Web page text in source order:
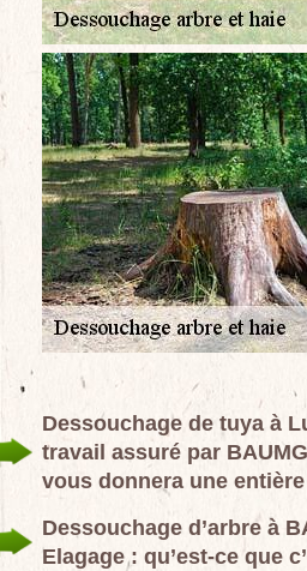
Dessouchage de tuya à
travail assuré par
vous donnera une
Dessouchage d’arbre à
Elagage : qu’est-ce que